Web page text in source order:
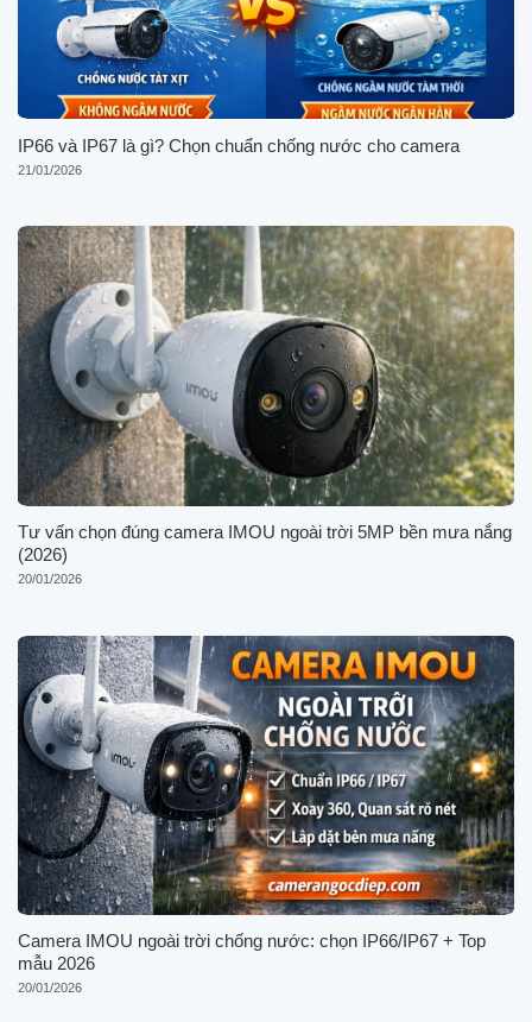
IP66 và IP67 là gì? Chọn chuẩn chống nước cho camera
21/01/2026
Tư vấn chọn đúng camera IMOU ngoài trời 5MP bền mưa nắng
(2026)
20/01/2026
Camera IMOU ngoài trời chống nước: chọn IP66/IP67 + Top
mẫu 2026
20/01/2026